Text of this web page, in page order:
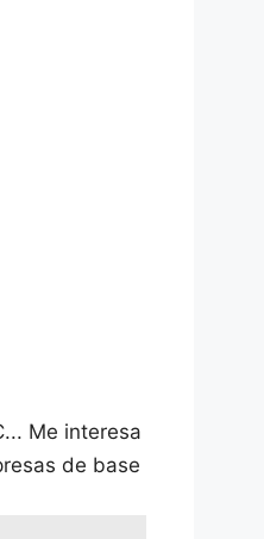
Me interesa
de base